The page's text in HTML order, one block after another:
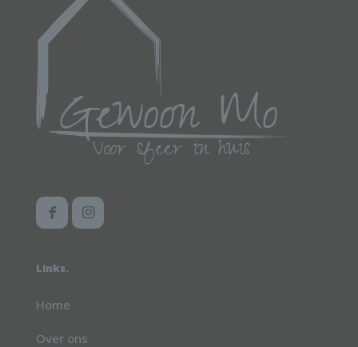
gekozen
worden
productpagina
productpagina
Links.
Home
Over ons